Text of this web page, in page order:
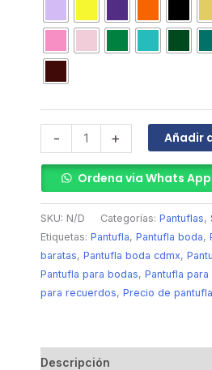
- + Añadir
Ordena via Whats App
SKU: N/D Categorías: Pantuflas,
Etiquetas: Pantufla, Pantufla boda,
baratas, Pantufla boda cdmx,
Pantufla para bodas, Pantufla
para recuerdos, Precio de
Descripción